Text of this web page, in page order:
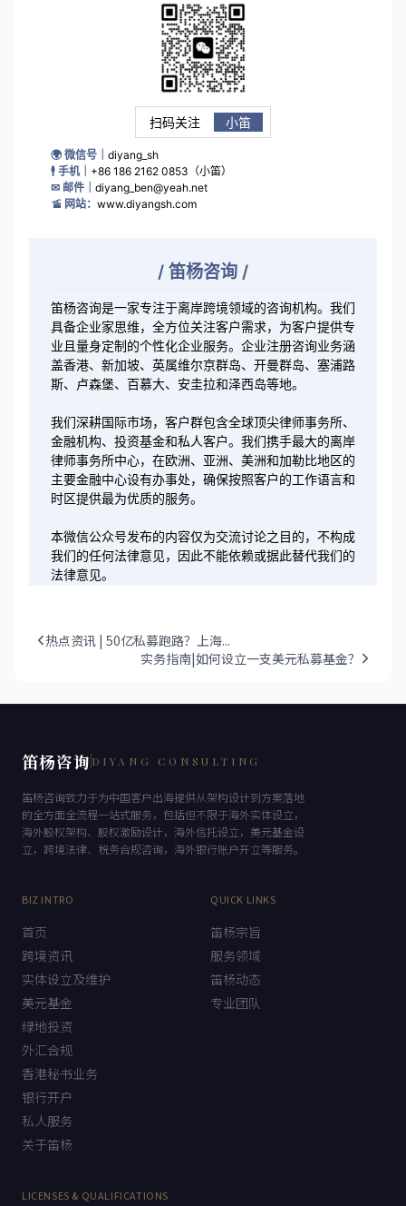
扫码关注 小笛
🌍 微信号｜ diyang_sh
🕴 手机｜ +86 186 2162 0853（小笛）
✉ 邮件｜ diyang_ben@yeah.net
🚡 网站： www.diyangsh.com
/ 笛杨咨询 /
笛杨咨询是一家专注于离岸跨境领域的咨询机构。我们
具备企业家思维，全方位关注客户需求，为客户提供专
业且量身定制的个性化企业服务。企业注册咨询业务涵
盖香港、新加坡、英属维尔京群岛、开曼群岛、塞浦路
斯、卢森堡、百慕大、安圭拉和泽西岛等地。
我们深耕国际市场，客户群包含全球顶尖律师事务所、
金融机构、投资基金和私人客户。我们携手最大的离岸
律师事务所中心，在欧洲、亚洲、美洲和加勒比地区的
主要金融中心设有办事处，确保按照客户的工作语言和
时区提供最为优质的服务。
本微信公众号发布的内容仅为交流讨论之目的，不构成
我们的任何法律意见，因此不能依赖或据此替代我们的
法律意见。
热点资讯 | 50亿私募跑路？上海...
实务指南|如何设立一支美元私募基金？
笛杨咨询 DIYANG CONSULTING
笛杨咨询致力于为中国客户出海提供从架构设计到方案落地
的全方面全流程一站式服务，包括但不限于海外实体设立，
海外股权架构、股权激励设计，海外信托设立，美元基金设
立，跨境法律、税务合规咨询，海外银行账户开立等服务。
BIZ INTRO
首页
跨境资讯
实体设立及维护
美元基金
绿地投资
外汇合规
香港秘书业务
银行开户
私人服务
关于笛杨
QUICK LINKS
笛杨宗旨
服务领域
笛杨动态
专业团队
LICENSES & QUALIFICATIONS